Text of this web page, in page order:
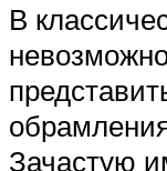
В
Зачастую